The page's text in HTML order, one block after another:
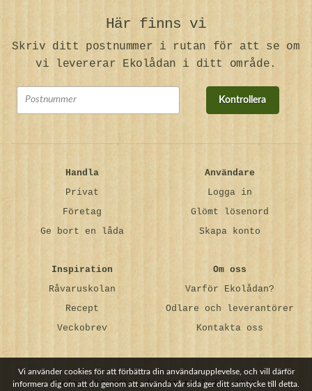
Här finns vi
Skriv ditt postnummer i rutan för att se om
vi levererar Ekolådan i ditt område.
Kontrollera
Handla
Privat
Företag
Ge bort en låda
Användare
Logga in
Glömt lösenord
Skapa konto
Inspiration
Råvaruskolan
Recept
Veckobrev
Om oss
Varför Ekolådan?
Odlare och leverantörer
Kontakta oss
Ekologiskt odlat direkt till din dörr.
Vi använder cookies för att förbättra din användarupplevelse, och vill därför
informera dig om att du genom att använda vår sida ger ditt samtycke till detta.